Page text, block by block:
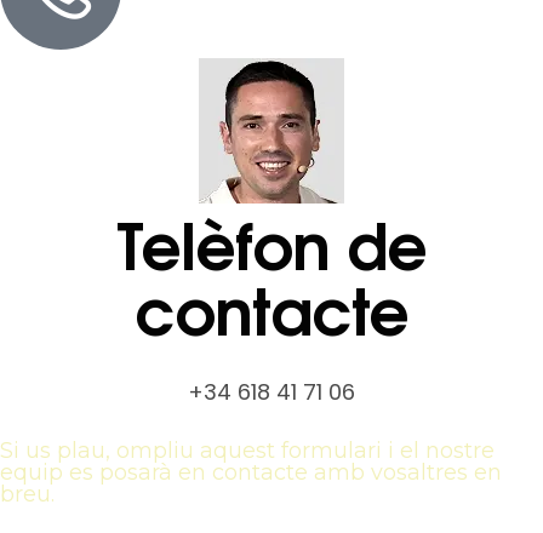
Telèfon de
contacte
+‪34 618 41 71 06‬
Si us plau, ompliu aquest formulari i el nostre
equip es posarà en contacte amb vosaltres en
breu.